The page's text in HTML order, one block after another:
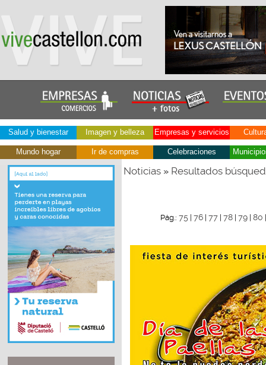
Salud y bienestar Imagen y belleza Empresas y servicios
Mundo hogar Ir de compras Celebraciones
Noticias» Resultados
Pág.: 75 76 77 78 79 80